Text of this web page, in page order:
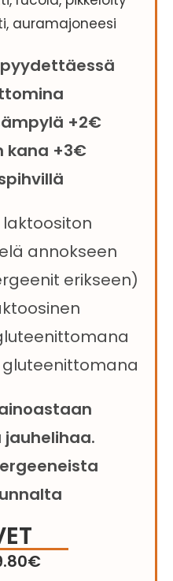
auramajoneesi
+2€
kana +3€
annokseen
erikseen)